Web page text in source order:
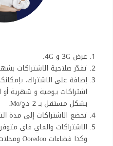
عرض 3G و 4G.
تقدّر صلاحية الاشتراكات
إضافة على الاشتراك،
اشتراكات يومية و شهرية أو
بشكل مستقل بـ 2 دج/Mo.
تخضع الاشتراكات إلى مدة التزام قدرها
الاشتراكات والماي فاي
وكذا فضاءات Ooredoo ومحلات City Shops Ooredoo.